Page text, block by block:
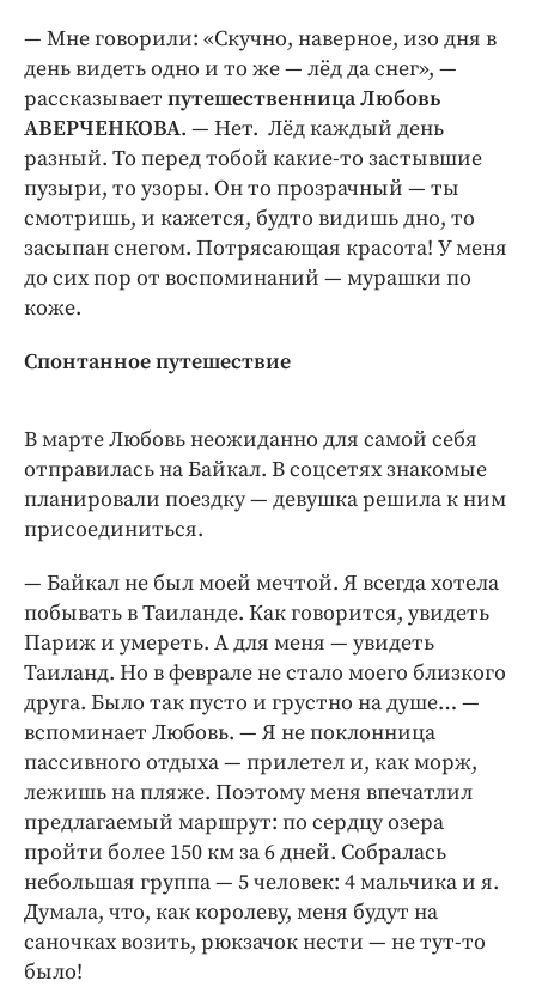
Клиника года
Бренд года
Работодатель года
— Мне говорили: «Скучно, наверное, изо дня в
день видеть одно и то же — лёд да снег», —
рассказывает путешественница Любовь
АВЕРЧЕНКОВА. — Нет. Лёд каждый день
разный. То перед тобой какие-то застывшие
пузыри, то узоры. Он то прозрачный — ты
смотришь, и кажется, будто видишь дно, то
засыпан снегом. Потрясающая красота! У меня
до сих пор от воспоминаний — мурашки по
коже.
Спонтанное путешествие
В марте Любовь неожиданно для самой себя
отправилась на Байкал. В соцсетях знакомые
планировали поездку — девушка решила к ним
присоединиться.
— Байкал не был моей мечтой. Я всегда хотела
побывать в Таиланде. Как говорится, увидеть
Париж и умереть. А для меня — увидеть
Таиланд. Но в феврале не стало моего близкого
друга. Было так пусто и грустно на душе… —
вспоминает Любовь. — Я не поклонница
пассивного отдыха — прилетел и, как морж,
лежишь на пляже. Поэтому меня впечатлил
предлагаемый маршрут: по сердцу озера
пройти более 150 км за 6 дней. Собралась
небольшая группа — 5 человек: 4 мальчика и я.
Думала, что, как королеву, меня будут на
саночках возить, рюкзачок нести — не тут-то
было!